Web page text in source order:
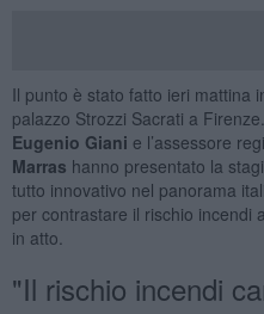
Il punto è stato fatto ieri mattina
palazzo Strozzi Sacrati a
Eugenio Giani e l’assessore
Marras hanno presentato la
tutto innovativo nel panorama
per contrastare il rischio incendi
in atto.
"Il rischio incendi